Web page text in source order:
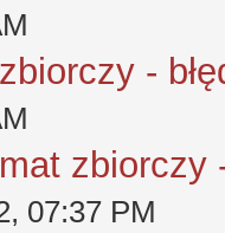
-
zbiorczy
07:37 PM